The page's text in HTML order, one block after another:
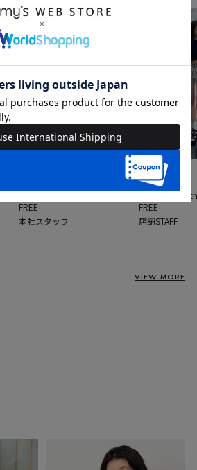
nami / 160cm / 着用サイズ
FREE
本社スタッフ
SPIRALGIRL
chisato /
FREE
店舗STAFF
VIEW MORE